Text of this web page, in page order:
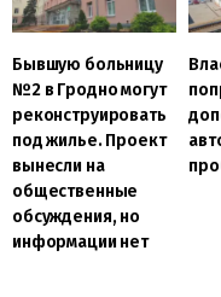
Бывшую больницу
№2 в Гродно могут
реконструировать
под жилье. Проект
вынесли на
общественные
обсуждения, но
информации нет